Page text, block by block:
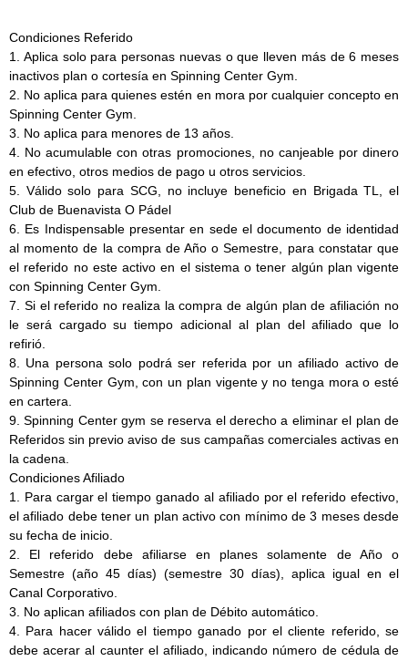
Condiciones Referido
1. Aplica solo para personas nuevas o que lleven más de 6 meses
inactivos plan o cortesía en Spinning Center Gym.
2. No aplica para quienes estén en mora por cualquier concepto en
Spinning Center Gym.
3. No aplica para menores de 13 años.
4. No acumulable con otras promociones, no canjeable por dinero
en efectivo, otros medios de pago u otros servicios.
5. Válido solo para SCG, no incluye beneficio en Brigada TL, el
Club de Buenavista O Pádel
6. Es Indispensable presentar en sede el documento de identidad
al momento de la compra de Año o Semestre, para constatar que
el referido no este activo en el sistema o tener algún plan vigente
con Spinning Center Gym.
7. Si el referido no realiza la compra de algún plan de afiliación no
le será cargado su tiempo adicional al plan del afiliado que lo
refirió.
8. Una persona solo podrá ser referida por un afiliado activo de
Spinning Center Gym, con un plan vigente y no tenga mora o esté
en cartera.
9. Spinning Center gym se reserva el derecho a eliminar el plan de
Referidos sin previo aviso de sus campañas comerciales activas en
la cadena.
Condiciones Afiliado
1. Para cargar el tiempo ganado al afiliado por el referido efectivo,
el afiliado debe tener un plan activo con mínimo de 3 meses desde
su fecha de inicio.
2. El referido debe afiliarse en planes solamente de Año o
Semestre (año 45 días) (semestre 30 días), aplica igual en el
Canal Corporativo.
3. No aplican afiliados con plan de Débito automático.
4. Para hacer válido el tiempo ganado por el cliente referido, se
debe acerar al caunter el afiliado, indicando número de cédula de